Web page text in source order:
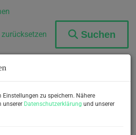
Suchen
Einstellungen zu speichern. Nähere
unserer Datenschutzerklärung und unserer